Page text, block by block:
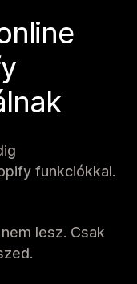
funkciókkal.
lesz. Csak